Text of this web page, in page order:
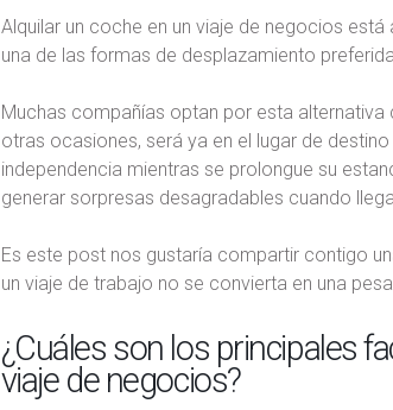
Alquilar un coche en un viaje de negocios
una de las formas de desplazamiento
Muchas compañías optan por esta
otras ocasiones, será ya en el lugar de
independencia mientras se prolongue su
generar sorpresas desagradables cuando
Es este post nos gustaría compartir contigo
un viaje de trabajo no se convierta en una
¿Cuáles son los principales
viaje de negocios?